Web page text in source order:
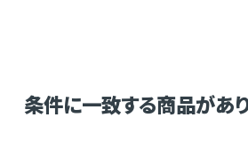
条件に一致する商品があ